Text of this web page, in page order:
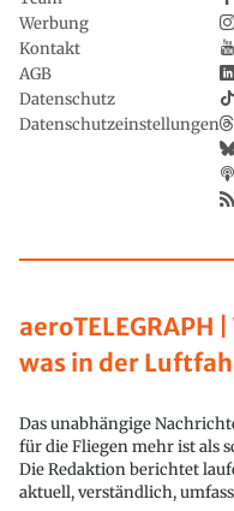
aeroTELEGRAPH
was in der
Das unabhängige
für die Fliegen mehr ist als
Die Redaktion berichtet
aktuell, verständlich,
Werbung
Kontakt
AGB
Datenschutz
Datenschutzeinstellungen